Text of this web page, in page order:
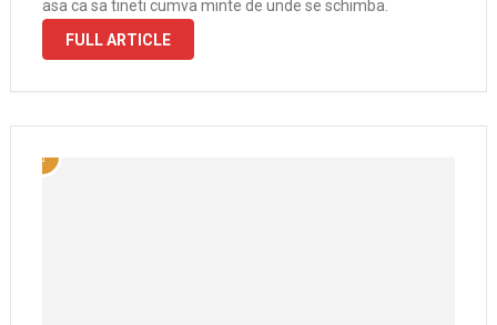
asa ca sa tineti cumva minte de unde se schimba.
FULL ARTICLE